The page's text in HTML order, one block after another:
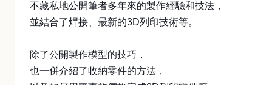
不藏私地公開筆者多年來的製作經驗和技法，
並結合了焊接、最新的3D列印技術等。
除了公開製作模型的技巧，
也一併介紹了收納零件的方法，